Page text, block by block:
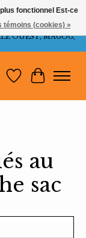
POUR LES
OUEST, MAGOG,
Liste dePanier
au
sac
fonctionnel Est-ce
témoins (cookies) »